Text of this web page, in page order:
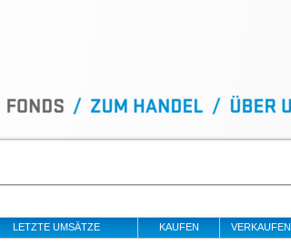
LETZTE UMSÄTZE KAUFEN VERKAUFEN